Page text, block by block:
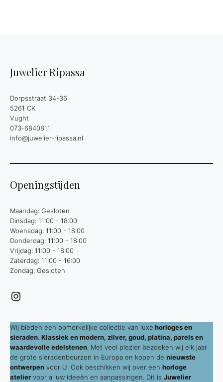
Juwelier Ripassa
Dorpsstraat 34-36
5261 CK
Vught
073-6840811
info@juwelier-ripassa.nl
Openingstijden
Maandag: Gesloten
Dinsdag: 11:00 - 18:00
Woensdag: 11:00 - 18:00
Donderdag: 11:00 - 18:00
Vrijdag: 11:00 - 18:00
Zaterdag: 11:00 - 16:00
Zondag: Gesloten
Instagram
Wij bieden een opmerkelijke collectie van luxe horloges en
sieraden. Klassiek en modern, zilver, goud, platina, parels en
waardevolle edelstenen . Met veel plezier bezoeken wij elk jaar
de grote sieradenbeurzen in Europa en kopen de nieuwste
ontwerpen voor U. Ook beschikken wij over een horloge
atelier voor al uw ideeën en aanpassingen. Dit is Juwelier